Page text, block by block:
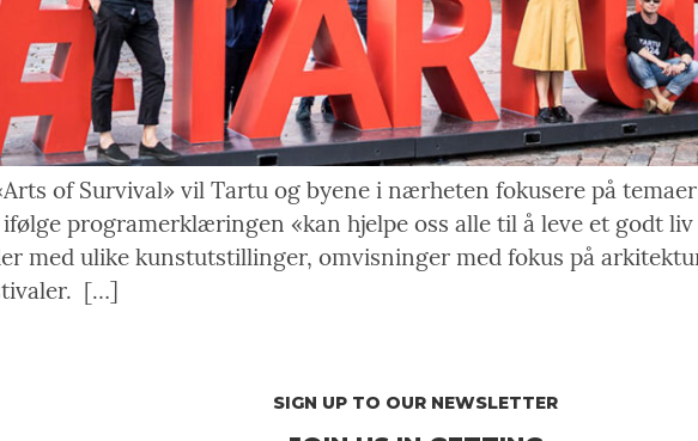
of Survival» vil Tartu og byene i nærheten fokusere på
programerklæringen «kan hjelpe oss alle til å leve et godt
med ulike kunstutstillinger, omvisninger med fokus på
[…]
SIGN UP TO OUR NEWSLETTER